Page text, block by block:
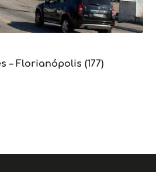
– Florianópolis (177)